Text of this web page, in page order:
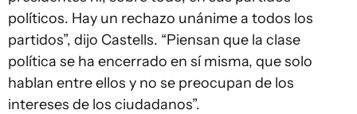
políticos. Hay un rechazo unánime a todos los
partidos”, dijo Castells. “Piensan que la clase
política se ha encerrado en sí misma, que solo
hablan entre ellos y no se preocupan de los
intereses de los ciudadanos”.